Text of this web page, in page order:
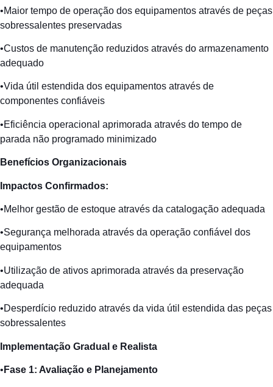
•Maior tempo de operação dos equipamentos através de peças
sobressalentes preservadas
•Custos de manutenção reduzidos através do armazenamento
adequado
•Vida útil estendida dos equipamentos através de
componentes confiáveis
•Eficiência operacional aprimorada através do tempo de
parada não programado minimizado
Benefícios Organizacionais
Impactos Confirmados:
•Melhor gestão de estoque através da catalogação adequada
•Segurança melhorada através da operação confiável dos
equipamentos
•Utilização de ativos aprimorada através da preservação
adequada
•Desperdício reduzido através da vida útil estendida das peças
sobressalentes
Implementação Gradual e Realista
• Fase 1: Avaliação e Planejamento